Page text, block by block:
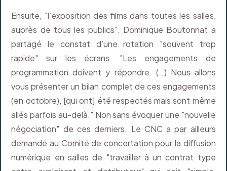
Ensuite, "l’exposition des films dans toutes les salles,
auprès de tous les publics". Dominique Boutonnat a
partagé le constat d’une rotation "souvent trop
rapide" sur les écrans. "Les engagements de
programmation doivent y répondre. (…) Nous allons
vous présenter un bilan complet de ces engagements
(en octobre), [qui ont] été respectés mais sont même
allés parfois au-delà." Non sans évoquer une "nouvelle
négociation" de ces derniers. Le CNC a par ailleurs
demandé au Comité de concertation pour la diffusion
numérique en salles de "travailler à un contrat type